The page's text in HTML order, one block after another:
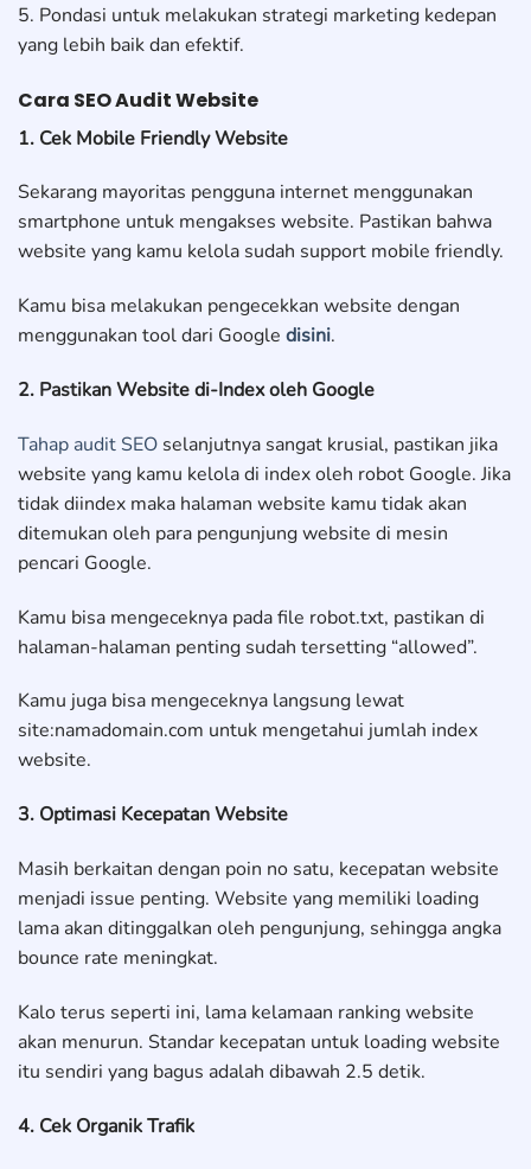
5. Pondasi untuk melakukan strategi marketing kedepan
yang lebih baik dan efektif.
Cara SEO Audit Website
1. Cek Mobile Friendly Website
Sekarang mayoritas pengguna internet menggunakan
smartphone untuk mengakses website. Pastikan bahwa
website yang kamu kelola sudah support mobile friendly.
Kamu bisa melakukan pengecekkan website dengan
menggunakan tool dari Google disini.
2. Pastikan Website di-Index oleh Google
Tahap audit SEO selanjutnya sangat krusial, pastikan jika
website yang kamu kelola di index oleh robot Google. Jika
tidak diindex maka halaman website kamu tidak akan
ditemukan oleh para pengunjung website di mesin
pencari Google.
Kamu bisa mengeceknya pada file robot.txt, pastikan di
halaman-halaman penting sudah tersetting “allowed”.
Kamu juga bisa mengeceknya langsung lewat
site:namadomain.com untuk mengetahui jumlah index
website.
3. Optimasi Kecepatan Website
Masih berkaitan dengan poin no satu, kecepatan website
menjadi issue penting. Website yang memiliki loading
lama akan ditinggalkan oleh pengunjung, sehingga angka
bounce rate meningkat.
Kalo terus seperti ini, lama kelamaan ranking website
akan menurun. Standar kecepatan untuk loading website
itu sendiri yang bagus adalah dibawah 2.5 detik.
4. Cek Organik Trafik